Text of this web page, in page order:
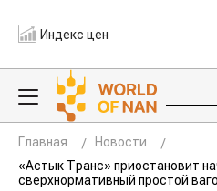
Индекс цен
Главная
Новости
«Астык Транс» приостановит
сверхнормативный простой